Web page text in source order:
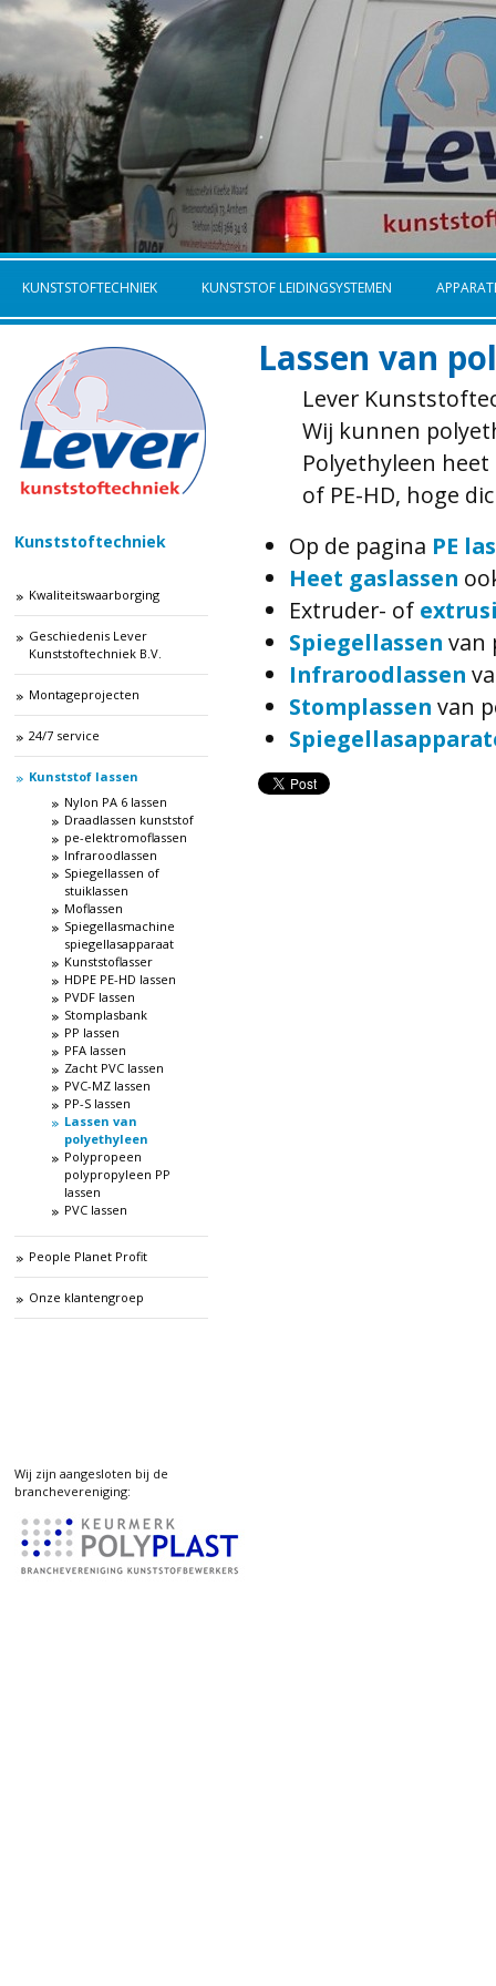
KUNSTSTOFTECHNIEK KUNSTSTOF LEIDINGSYSTEMEN
Kunststoftechniek
Kwaliteitswaarborging
Geschiedenis Lever
Kunststoftechniek B.V.
Montageprojecten
24/7 service
Kunststof lassen
Nylon PA 6 lassen
Draadlassen kunststof
pe-elektromoflassen
Infraroodlassen
Spiegellassen of
stuiklassen
Moflassen
Spiegellasmachine
spiegellasapparaat
Kunststoflasser
HDPE PE-HD lassen
PVDF lassen
Stomplasbank
PP lassen
PFA lassen
Zacht PVC lassen
PVC-MZ lassen
PP-S lassen
Lassen van
polyethyleen
Polypropeen
polypropyleen PP
lassen
PVC lassen
People Planet Profit
Onze klantengroep
Wij zijn aangesloten bij de
branchevereniging:
Lassen van
Lever
Wij kunnen
Polyethyleen
of PE-HD, hoge
Op de pagina PE
Heet gaslassen
Extruder- of
Spiegellassen van
Infraroodlassen
Stomplassen van